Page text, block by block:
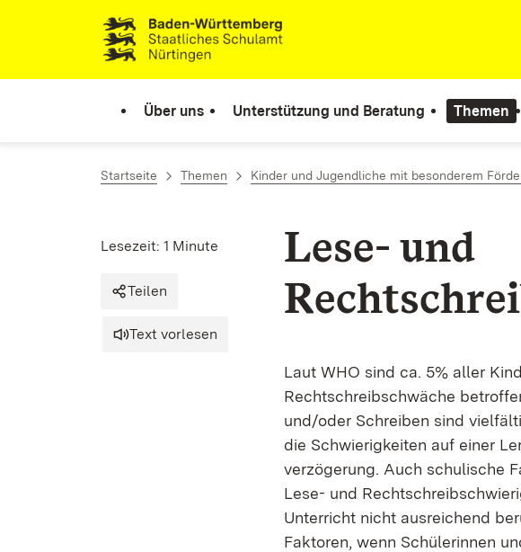
Zum Inhalt springen
Link zur Startseite
Über uns Unterstützung und Beratung Themen
Startseite Themen Kinder und Jugendliche mit besonderem
Lese- und
Lesezeit: 1 Minute
Teilen
Text vorlesen
Laut WHO sind ca. 5% aller
Rechtschreibschwäche
und/oder Schreiben sind
die Schwierigkeiten auf einer
verzögerung. Auch schulische
Lese- und
Unterricht nicht ausreichend
Faktoren, wenn Schülerinnen